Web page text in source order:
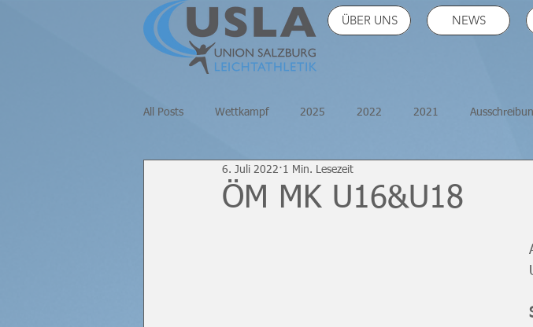
ÜBER UNS NEWS
All Posts Wettkampf 2025 2022 2021
Halle Masters
ÖM MK U16&U18
6. Juli 2022 1 Min. Lesezeit